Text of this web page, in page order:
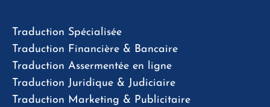
Traduction Spécialisée
Traduction Financière & Bancaire
Traduction Assermentée en ligne
Traduction Juridique & Judiciaire
Traduction Marketing & Publicitaire